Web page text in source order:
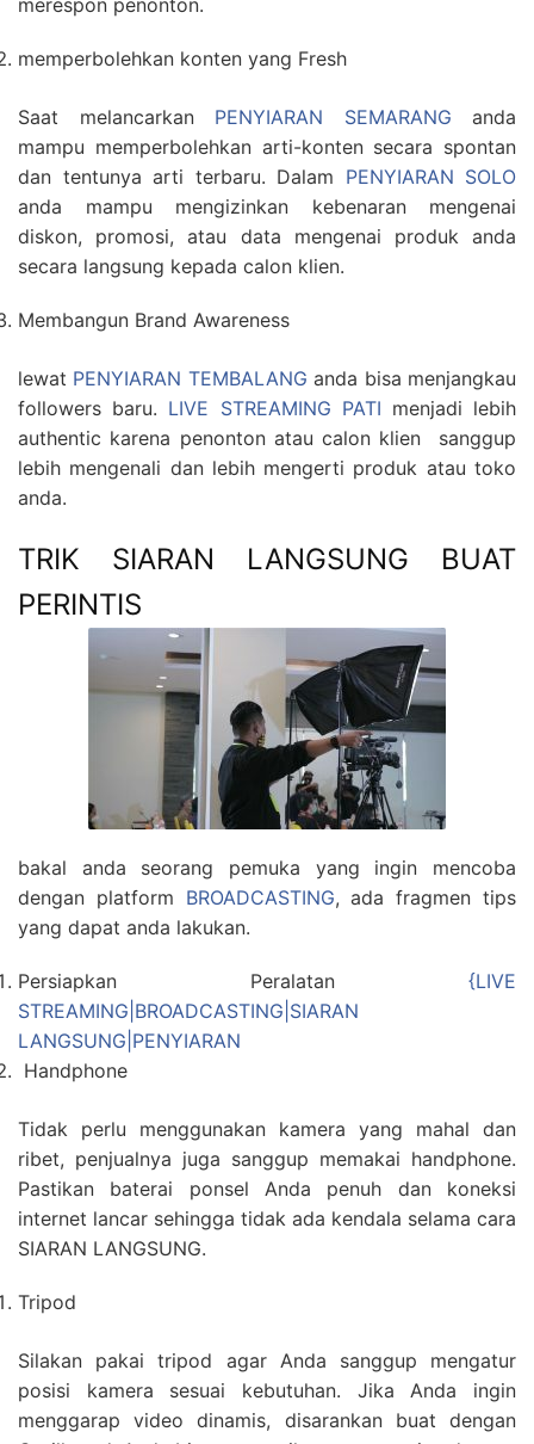
merespon penonton.
memperbolehkan konten yang Fresh
Saat melancarkan PENYIARAN SEMARANG anda
mampu memperbolehkan arti-konten secara spontan
dan tentunya arti terbaru. Dalam PENYIARAN SOLO
anda mampu mengizinkan kebenaran mengenai
diskon, promosi, atau data mengenai produk anda
secara langsung kepada calon klien.
Membangun Brand Awareness
lewat PENYIARAN TEMBALANG anda bisa menjangkau
followers baru. LIVE STREAMING PATI menjadi lebih
authentic karena penonton atau calon klien sanggup
lebih mengenali dan lebih mengerti produk atau toko
anda.
TRIK SIARAN LANGSUNG BUAT
PERINTIS
bakal anda seorang pemuka yang ingin mencoba
dengan platform BROADCASTING, ada fragmen tips
yang dapat anda lakukan.
Persiapkan Peralatan {LIVE
STREAMING|BROADCASTING|SIARAN
LANGSUNG|PENYIARAN
Handphone
Tidak perlu menggunakan kamera yang mahal dan
ribet, penjualnya juga sanggup memakai handphone.
Pastikan baterai ponsel Anda penuh dan koneksi
internet lancar sehingga tidak ada kendala selama cara
SIARAN LANGSUNG.
Tripod
Silakan pakai tripod agar Anda sanggup mengatur
posisi kamera sesuai kebutuhan. Jika Anda ingin
menggarap video dinamis, disarankan buat dengan